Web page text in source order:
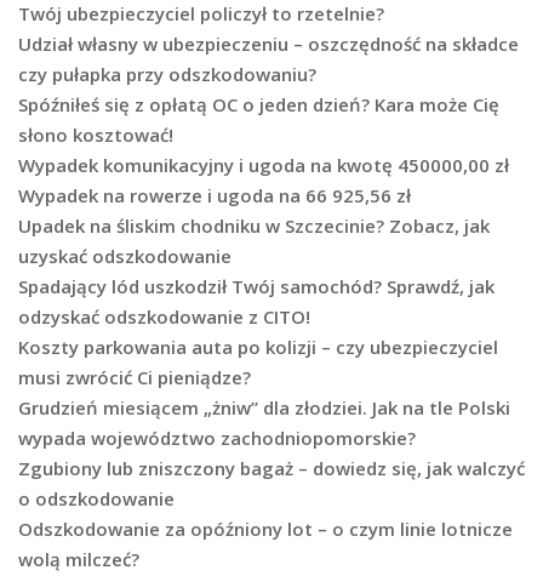
Twój ubezpieczyciel policzył to rzetelnie?
Udział własny w ubezpieczeniu – oszczędność na składce
czy pułapka przy odszkodowaniu?
Spóźniłeś się z opłatą OC o jeden dzień? Kara może Cię
słono kosztować!
Wypadek komunikacyjny i ugoda na kwotę 450000,00 zł
Wypadek na rowerze i ugoda na 66 925,56 zł
Upadek na śliskim chodniku w Szczecinie? Zobacz, jak
uzyskać odszkodowanie
Spadający lód uszkodził Twój samochód? Sprawdź, jak
odzyskać odszkodowanie z CITO!
Koszty parkowania auta po kolizji – czy ubezpieczyciel
musi zwrócić Ci pieniądze?
Grudzień miesiącem „żniw” dla złodziei. Jak na tle Polski
wypada województwo zachodniopomorskie?
Zgubiony lub zniszczony bagaż – dowiedz się, jak walczyć
o odszkodowanie
Odszkodowanie za opóźniony lot – o czym linie lotnicze
wolą milczeć?